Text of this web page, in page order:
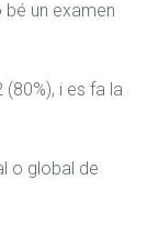
un examen
o global de